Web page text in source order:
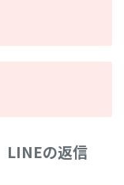
LINEの返信